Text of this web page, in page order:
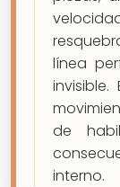
línea
de
interno.